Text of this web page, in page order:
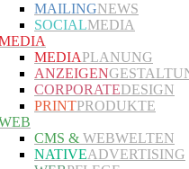
MAILINGNEWS
SOCIALMEDIA
MEDIAPLANUNG
ANZEIGEN
CORPORATEDESIGN
PRINTPRODUKTE
CMS & WEBWELTEN
NATIVEADVERTISING